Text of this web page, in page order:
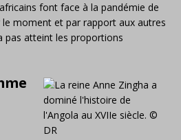
font face à la pandémie de
moment et par rapport aux autres
pas atteint les proportions